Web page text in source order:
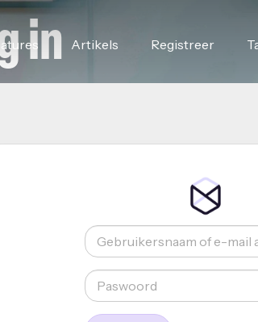
Artikels Registreer
in